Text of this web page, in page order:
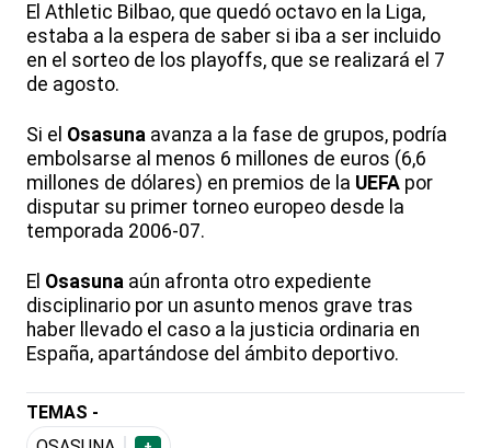
El Athletic Bilbao, que quedó octavo en la Liga,
estaba a la espera de saber si iba a ser incluido
en el sorteo de los playoffs, que se realizará el 7
de agosto.
Si el Osasuna avanza a la fase de grupos, podría
embolsarse al menos 6 millones de euros (6,6
millones de dólares) en premios de la UEFA por
disputar su primer torneo europeo desde la
temporada 2006-07.
El Osasuna aún afronta otro expediente
disciplinario por un asunto menos grave tras
haber llevado el caso a la justicia ordinaria en
España, apartándose del ámbito deportivo.
TEMAS -